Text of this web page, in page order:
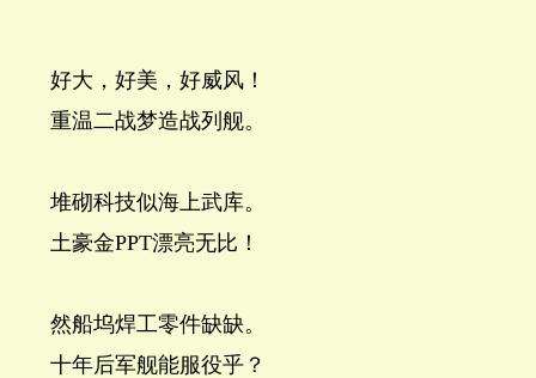
好大，好美，好威风！
重温二战梦造战列舰。
堆砌科技似海上武库。
土豪金PPT漂亮无比！
然船坞焊工零件缺缺。
十年后军舰能服役乎？